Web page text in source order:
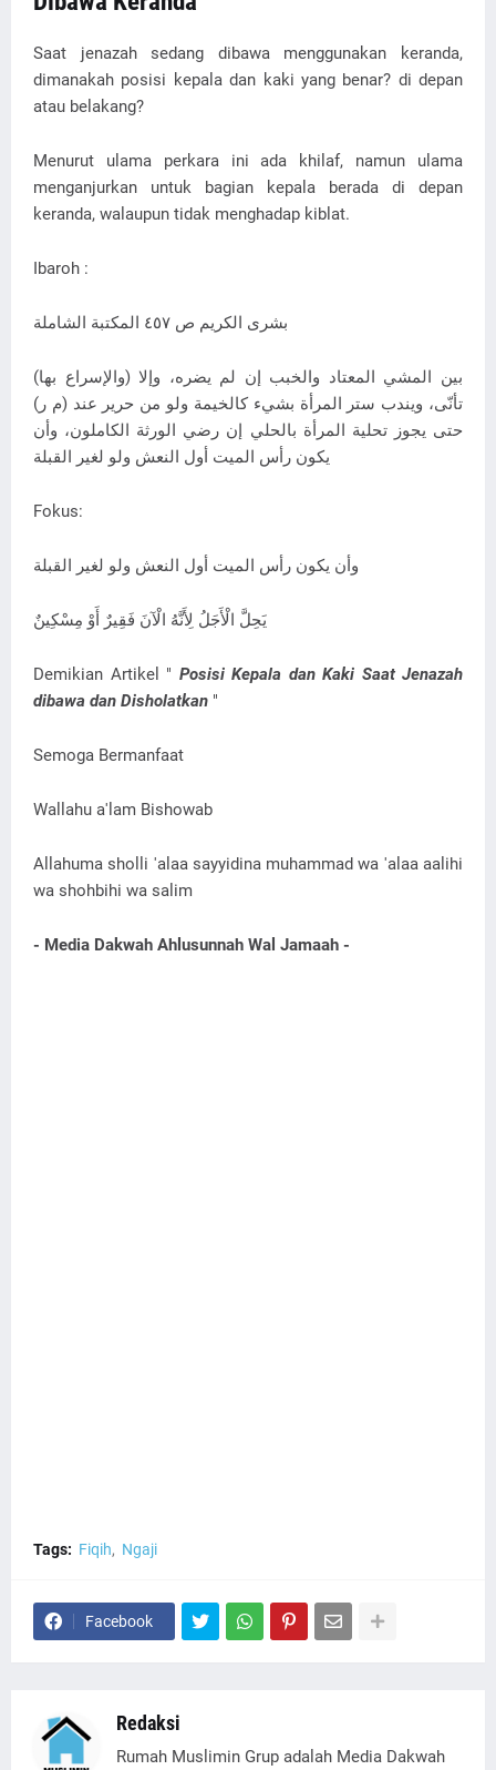
Saat jenazah sedang dibawa menggunakan keranda,
dimanakah posisi kepala dan kaki yang benar? di depan
atau belakang?
Menurut ulama perkara ini ada khilaf, namun ulama
menganjurkan untuk bagian kepala berada di depan
keranda, walaupun tidak menghadap kiblat.
Ibaroh :
بشرى الكريم ص ٤٥٧ المكتبة الشاملة
(والإسراع بها) بين المشي المعتاد والخبب إن لم يضره، وإلا
تأنّى، ويندب ستر المرأة بشيء كالخيمة ولو من حرير عند (م ر)
حتى يجوز تحلية المرأة بالحلي إن رضي الورثة الكاملون، وأن
يكون رأس الميت أول النعش ولو لغير القبلة
Fokus:
وأن يكون رأس الميت أول النعش ولو لغير القبلة
يَحِلَّ الْأَجَلُ لِأَنَّهُ الْآنَ فَقِيرٌ أَوْ مِسْكِينٌ
Demikian Artikel " Posisi Kepala dan Kaki Saat Jenazah
dibawa dan Disholatkan "
Semoga Bermanfaat
Wallahu a'lam Bishowab
Allahuma sholli 'alaa sayyidina muhammad wa 'alaa aalihi
wa shohbihi wa salim
- Media Dakwah Ahlusunnah Wal Jamaah -
Tags: Fiqih Ngaji
Facebook
Redaksi
Rumah Muslimin Grup adalah Media Dakwah